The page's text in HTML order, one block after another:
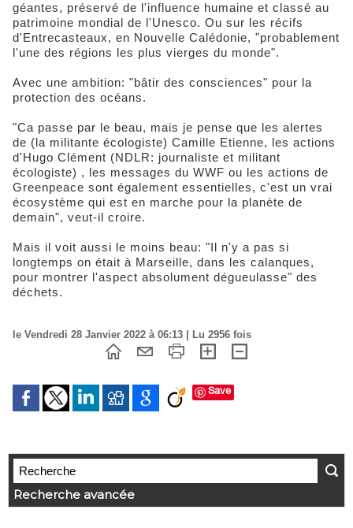
géantes, préservé de l'influence humaine et classé au
patrimoine mondial de l'Unesco. Ou sur les récifs
d'Entrecasteaux, en Nouvelle Calédonie, "probablement
l'une des régions les plus vierges du monde".
Avec une ambition: "bâtir des consciences" pour la
protection des océans.
"Ca passe par le beau, mais je pense que les alertes
de (la militante écologiste) Camille Etienne, les actions
d'Hugo Clément (NDLR: journaliste et militant
écologiste) , les messages du WWF ou les actions de
Greenpeace sont également essentielles, c'est un vrai
écosystème qui est en marche pour la planète de
demain", veut-il croire.
Mais il voit aussi le moins beau: "Il n'y a pas si
longtemps on était à Marseille, dans les calanques,
pour montrer l'aspect absolument dégueulasse" des
déchets.
le Vendredi 28 Janvier 2022 à 06:13 | Lu 2956 fois
Save
Recherche avancée